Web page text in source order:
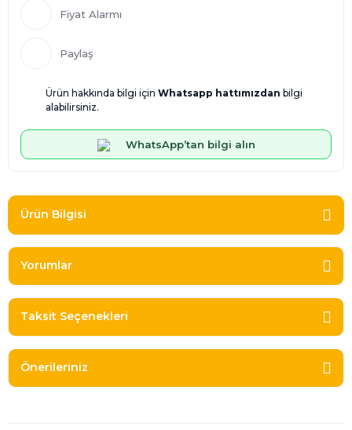
Fiyat Alarmı
Paylaş
Ürün hakkında bilgi için Whatsapp hattımızdan bilgi
alabilirsiniz.
WhatsApp’tan bilgi alın
Ürün Bilgisi
Yorumlar
Taksit Seçenekleri
Önerileriniz